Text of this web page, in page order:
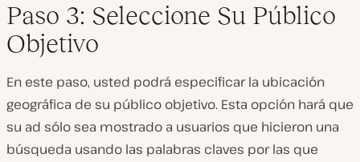
Paso 3: Seleccione Su Público
Objetivo
En este paso, usted podrá especificar la ubicación
geográfica de su público objetivo. Esta opción hará que
su ad sólo sea mostrado a usuarios que hicieron una
búsqueda usando las palabras claves por las que